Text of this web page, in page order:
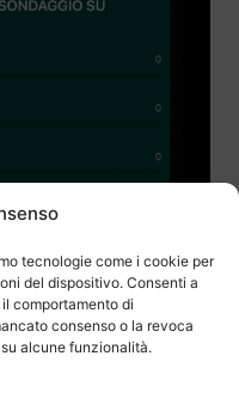
tecnologie come i cookie per
del dispositivo. Consenti a
comportamento di
consenso o la revoca
alcune funzionalità.
su WhatsApp: